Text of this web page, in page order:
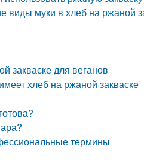
виды муки в хлеб на ржаной
закваске для веганов
хлеб на ржаной закваске
термины